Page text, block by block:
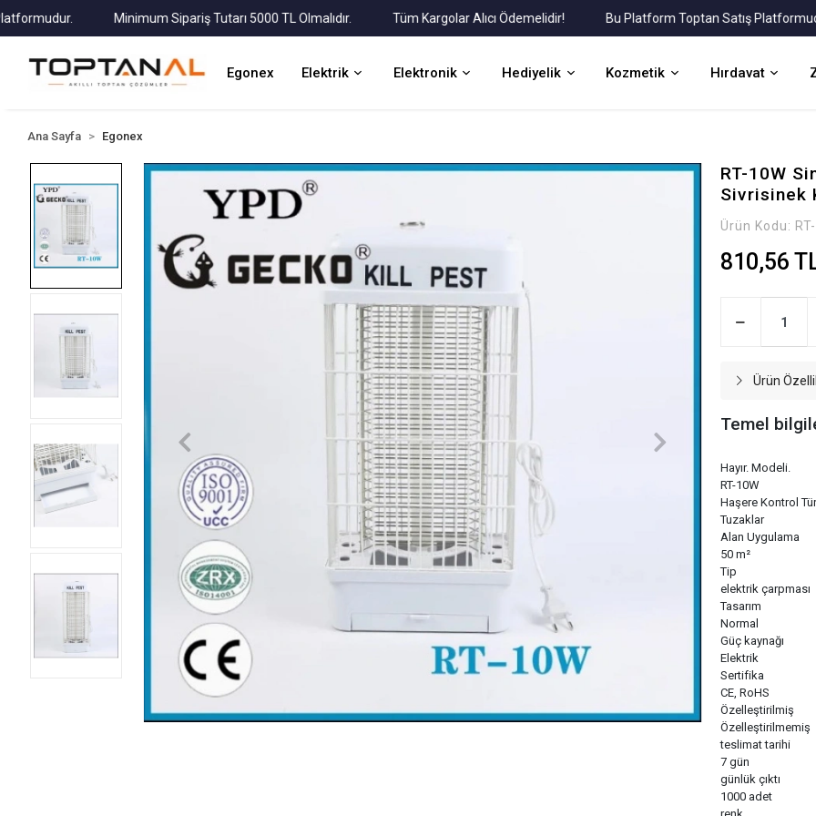
Minimum Sipariş Tutarı 5000 TL Olmalıdır. Tüm Kargolar Alıcı Ödemelidir! Bu Platform Toptan Satış Platformudur.
Egonex Elektrik Elektronik Hediyelik Kozmetik Hırdavat
Ana Sayfa Egonex
RT-10W
Sivrisinek
Ürün Kodu:
810,56
Ürün
Temel
Hayır. Modeli.
RT-10W
Haşere Kontrol
Tuzaklar
Alan Uygulama
50 m²
Tip
elektrik çarpması
Tasarım
Normal
Güç kaynağı
Elektrik
Sertifika
CE, RoHS
Özelleştirilmiş
Özelleştirilmemiş
teslimat tarihi
7 gün
günlük çıktı
1000 adet